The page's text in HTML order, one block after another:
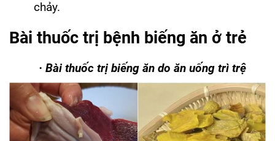
chảy.
Bài thuốc trị bệnh biếng ăn ở trẻ
· Bài thuốc trị biếng ăn do ăn uống trì trệ